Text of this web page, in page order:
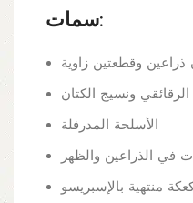
سمات:
ونسيج الكتان
الأسلحة المدرفلة
في الذراعين والظهر
منتهية بالإسبريسو